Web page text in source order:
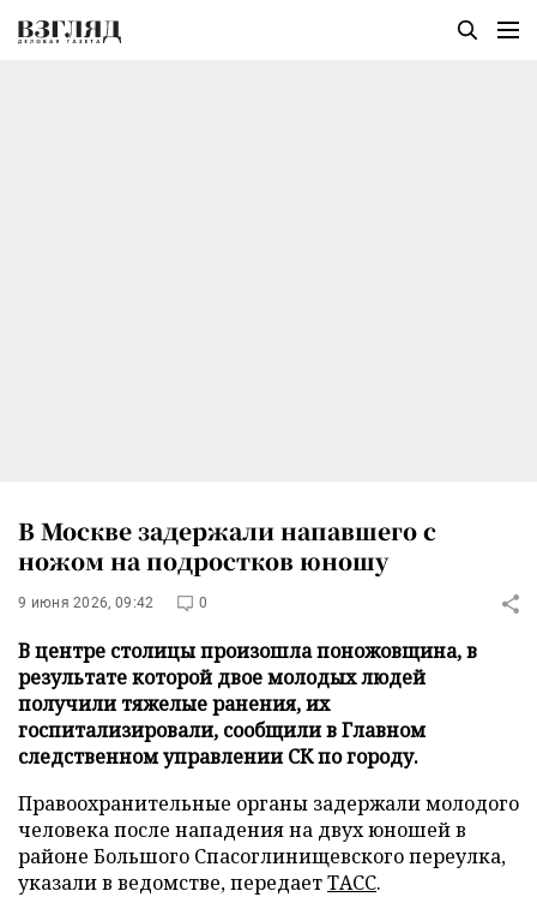
В Москве задержали напавшего с
ножом на подростков юношу
9 июня 2026, 09:42 0
В центре столицы произошла поножовщина, в
результате которой двое молодых людей
получили тяжелые ранения, их
госпитализировали, сообщили в Главном
следственном управлении СК по городу.
Правоохранительные органы задержали молодого
человека после нападения на двух юношей в
районе Большого Спасоглинищевского переулка,
указали в ведомстве, передаетТАСС.